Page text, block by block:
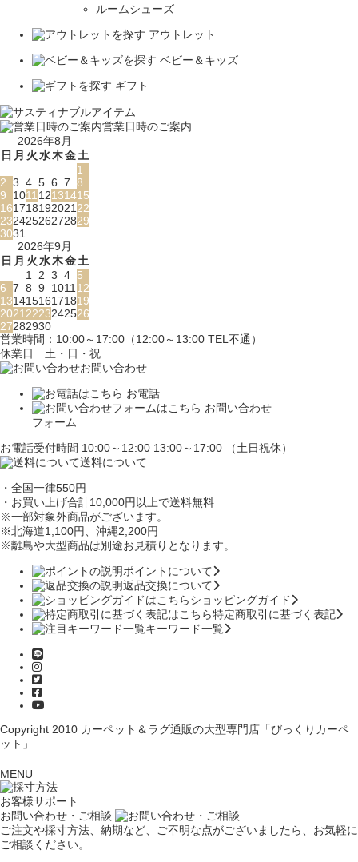
ルームシューズ
アウトレット
ベビー＆キッズ
ギフト
営業日時のご案内
2026年8月
日 月 火水木金土
1
2 3 4 5 6 7 8
9
1011 12131415
161718192021 22
23242526272829
3031
2026年9月
日 月 火水木金土
1
2 3 4 5
6 7 8 9 1011 12
13141516171819
2021 2223242526
27282930
営業時間：10:00～17:00（12:00～13:00 TEL不通）
休業日…土・日・祝
お問い合わせ
お電話
お問い合わせ
フォーム
お電話受付時間 10:00～12:00 13:00～17:00 （土日祝休）
送料について
・全国一律550円
・お買い上げ合計10,000円以上で送料無料
※一部対象外商品がございます。
※北海道1,100円 、沖縄2,200円
※離島や大型商品は別途お見積りとなります。
ポイントについて
返品交換について
ショッピングガイド
特定商取引に基づく表記
キーワード一覧
Copyright 2010 カーペット＆ラグ通販の大型専門店「びっくりカーペ
ット」
MENU
お客様サポート
お問い合わせ・ご相談
ご注文や採寸方法、納期など、ご不明な点がございましたら、お気軽に
ご相談ください。